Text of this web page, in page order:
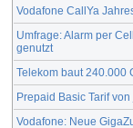
Vodafone CallYa
Umfrage: Alarm per
genutzt
Telekom baut 240.000
Prepaid Basic Tarif
Vodafone: Neue